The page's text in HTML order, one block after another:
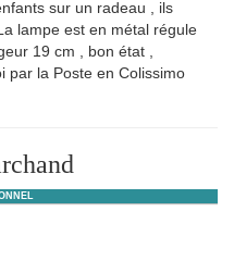
sur un radeau , ils
lampe est en métal régule
19 cm , bon état ,
la Poste en Colissimo